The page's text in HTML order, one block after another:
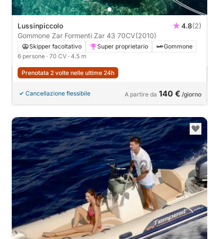
Lussinpiccolo 4.8(2)
Gommone Zar Formenti Zar 43 70CV(2010)
Skipper facoltativo Super proprietario
Gommone
6 persone · 70 CV · 4.5 m
Prenotata 2 volte nelle ultime 24h
Cancellazione flessibile A partire da 140 € /giorno